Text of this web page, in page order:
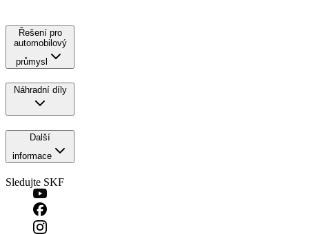
Řešení pro
automobilový
průmysl
Náhradní díly
Další
informace
Sledujte SKF